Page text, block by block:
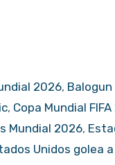
2026,
, Copa Mundial
Mundial 2026,
Unidos golea